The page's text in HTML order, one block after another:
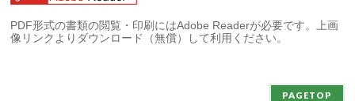
PDF形式の書類の閲覧・印刷にはAdobe Readerが必要です。上画
像リンクよりダウンロード（無償）して利用ください。
PAGETOP